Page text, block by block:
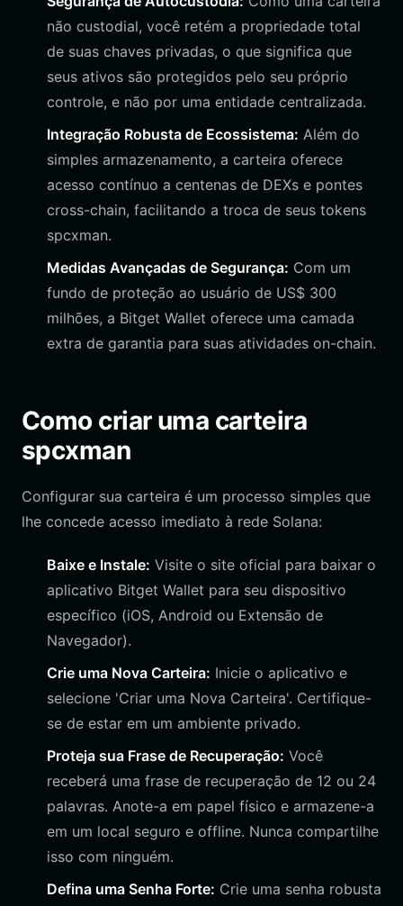
não custodial, você retém a propriedade total
de suas chaves privadas, o que significa que
seus ativos são protegidos pelo seu próprio
controle, e não por uma entidade centralizada.
Integração Robusta de Ecossistema: Além do
simples armazenamento, a carteira oferece
acesso contínuo a centenas de DEXs e pontes
cross-chain, facilitando a troca de seus tokens
spcxman.
Medidas Avançadas de Segurança: Com um
fundo de proteção ao usuário de US$ 300
milhões, a Bitget Wallet oferece uma camada
extra de garantia para suas atividades on-chain.
Como criar uma carteira
spcxman
Configurar sua carteira é um processo simples que
lhe concede acesso imediato à rede Solana:
Baixe e Instale: Visite o site oficial para baixar o
aplicativo Bitget Wallet para seu dispositivo
específico (iOS, Android ou Extensão de
Navegador).
Crie uma Nova Carteira: Inicie o aplicativo e
selecione 'Criar uma Nova Carteira'. Certifique-
se de estar em um ambiente privado.
Proteja sua Frase de Recuperação: Você
receberá uma frase de recuperação de 12 ou 24
palavras. Anote-a em papel físico e armazene-a
em um local seguro e offline. Nunca compartilhe
isso com ninguém.
Defina uma Senha Forte: Crie uma senha robusta